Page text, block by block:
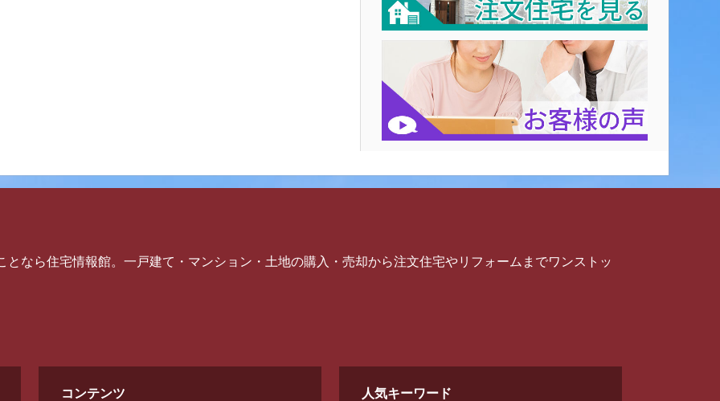
なら住宅情報館。一戸建て・マンション・土地の購入・売却から注文住宅やリフォームまでワンストッ
コンテンツ 人気キーワード